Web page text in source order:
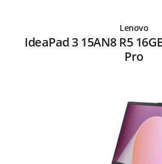
Lenovo
IdeaPad 3 15AN8 R5
Pro